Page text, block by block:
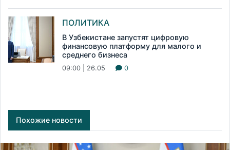
ПОЛИТИКА
В Узбекистане запустят цифровую
финансовую платформу для малого и
среднего бизнеса
09:00 | 26.05 0
Похожие новости